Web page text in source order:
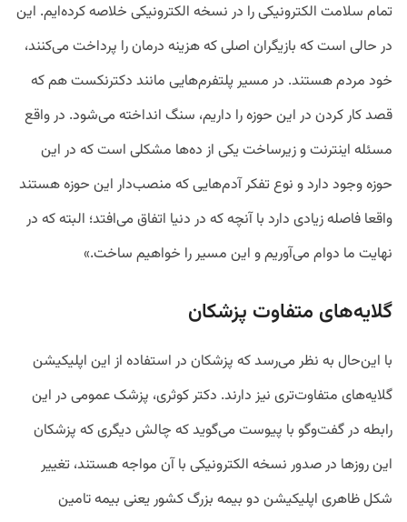
تمام سلامت الکترونیکی را در نسخه الکترونیکی خلاصه کرده‌ایم. این
در حالی است که بازیگران اصلی که هزینه درمان را پرداخت می‌کنند،
خود مردم هستند. در مسیر پلتفرم‌هایی مانند دکترنکست هم که
قصد کار کردن در این حوزه را داریم، سنگ انداخته می‌شود. در واقع
مسئله اینترنت و زیرساخت یکی از ده‌ها مشکلی است که در این
حوزه وجود دارد و نوع تفکر آدم‌هایی که منصب‌دار این حوزه هستند
واقعا فاصله زیادی دارد با آنچه که در دنیا اتفاق می‌افتد؛ البته که در
نهایت ما دوام می‌آوریم و این مسیر را خواهیم ساخت.»
گلایه‌های متفاوت پزشکان
با این‌حال به نظر می‌رسد که پزشکان در استفاده از این اپلیکیشن
گلایه‌های متفاوت‌تری نیز دارند. دکتر کوثری، پزشک عمومی در این
رابطه در گفت‌وگو با پیوست می‌گوید که چالش‌ دیگری که پزشکان
این روزها در صدور نسخه الکترونیکی با آن مواجه هستند، تغییر
شکل ظاهری اپلیکیشن دو بیمه بزرگ کشور یعنی بیمه تامین